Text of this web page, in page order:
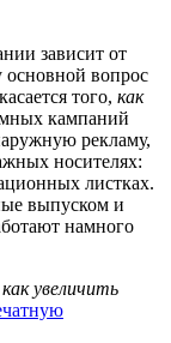
зависит от
основной вопрос
того, как
кампаний
рекламу,
носителях:
листках.
выпуском и
намного
как увеличить